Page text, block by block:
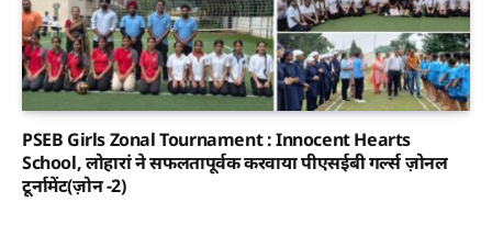
PSEB Girls Zonal Tournament : Innocent Hearts
School, लोहारां ने सफलतापूर्वक करवाया पीएसईबी गर्ल्स ज़ोनल
टूर्नामेंट(ज़ोन -2)